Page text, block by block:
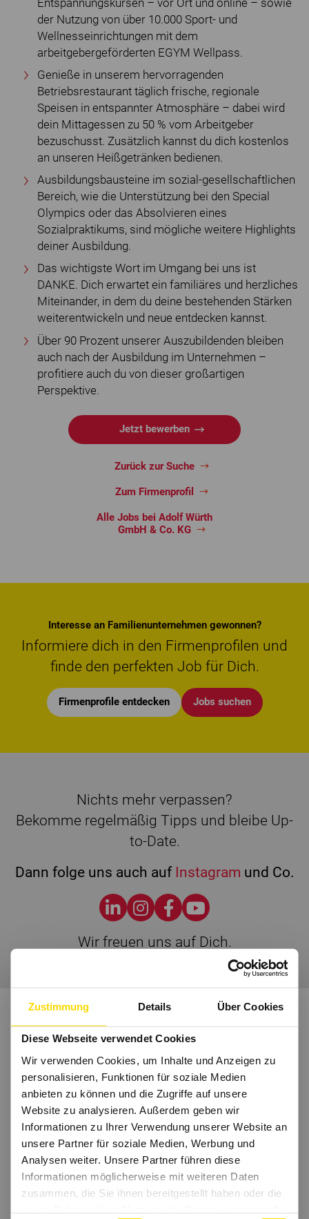
Zustimmung Details Über Cookies
Diese Webseite verwendet Cookies
Wir verwenden Cookies, um Inhalte und Anzeigen zu
personalisieren, Funktionen für soziale Medien
anbieten zu können und die Zugriffe auf unsere
Website zu analysieren. Außerdem geben wir
Informationen zu Ihrer Verwendung unserer Website an
unsere Partner für soziale Medien, Werbung und
Analysen weiter. Unsere Partner führen diese
Informationen möglicherweise mit weiteren Daten
zusammen, die Sie ihnen bereitgestellt haben oder die
Entspannungskursen – vor Ort und online – sowie
der Nutzung von über 10.000 Sport- und
Wellnesseinrichtungen mit dem
arbeitgebergeförderten EGYM Wellpass.
Genieße in unserem hervorragenden
Betriebsrestaurant täglich frische, regionale
Speisen in entspannter Atmosphäre – dabei wird
dein Mittagessen zu 50 % vom Arbeitgeber
bezuschusst. Zusätzlich kannst du dich kostenlos
an unseren Heißgetränken bedienen.
Ausbildungsbausteine im sozial-gesellschaftlichen
Bereich, wie die Unterstützung bei den Special
Olympics oder das Absolvieren eines
Sozialpraktikums, sind mögliche weitere Highlights
deiner Ausbildung.
Das wichtigste Wort im Umgang bei uns ist
DANKE. Dich erwartet ein familiäres und herzliches
Miteinander, in dem du deine bestehenden Stärken
weiterentwickeln und neue entdecken kannst.
Über 90 Prozent unserer Auszubildenden bleiben
auch nach der Ausbildung im Unternehmen –
profitiere auch du von dieser großartigen
Perspektive.
Jetzt bewerben
Zurück zur Suche
Zum Firmenprofil
Alle Jobs bei Adolf Würth
GmbH & Co. KG
Interesse an Familienunternehmen gewonnen?
Informiere dich in den Firmenprofilen und
finde den perfekten Job für Dich.
Firmenprofile entdecken Jobs suchen
Nichts mehr verpassen?
Bekomme regelmäßig Tipps und bleibe Up-
to-Date.
Dann folge uns auch auf Instagram und Co.
Wir freuen uns auf Dich.